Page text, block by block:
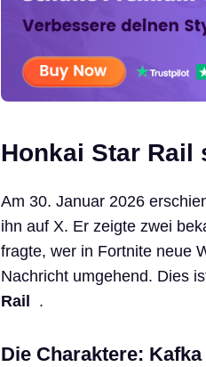
Honkai Star Rail
Am 30. Januar 2026
ihn auf X. Er zeigte zwei
fragte, wer in Fortnite neue
Nachricht umgehend. Dies
Rail
.
Die Charaktere: